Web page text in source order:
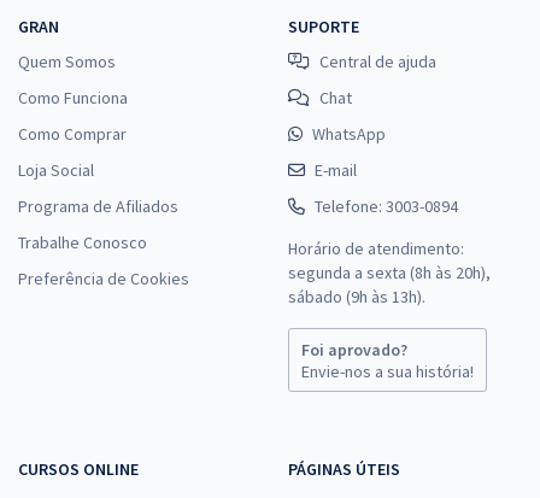
GRAN
Quem Somos
Como Funciona
Como Comprar
Loja Social
Programa de Afiliados
Trabalhe Conosco
Preferência de Cookies
SUPORTE
Central de ajuda
Chat
WhatsApp
E-mail
Telefone: 3003-0894
Horário de atendimento:
segunda a sexta (8h às 20h),
sábado (9h às 13h).
Foi aprovado?
Envie-nos a sua história!
CURSOS ONLINE
PÁGINAS ÚTEIS